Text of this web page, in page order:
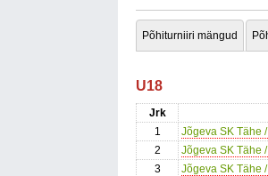
Põhiturniiri mängud
U18
Jrk
1
Jõgeva SK Tähe
2
Jõgeva SK Tähe
3
Jõgeva SK Tähe